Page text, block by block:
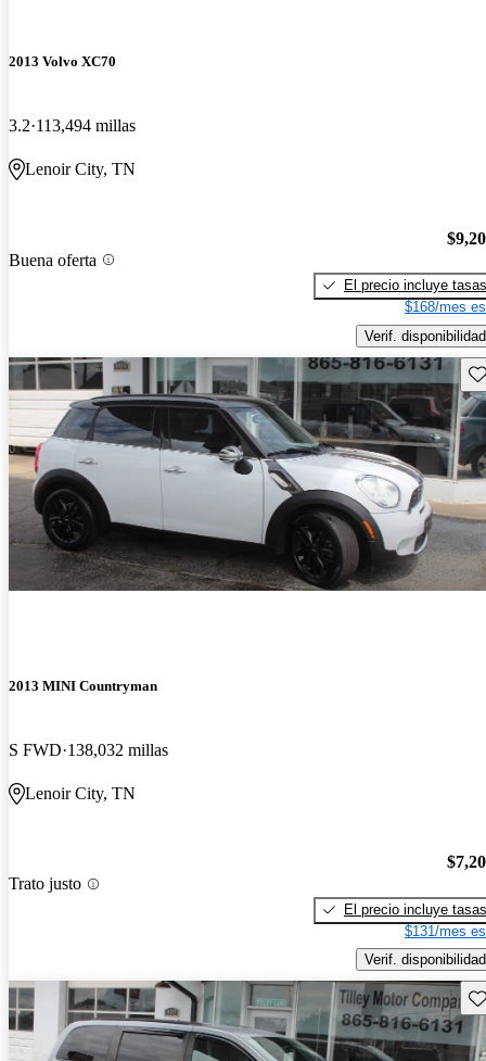
2013 Volvo XC70
3.2 113,494 millas
Lenoir City, TN
Buena oferta
El precio incluye tasas
$168/mes
Verif. disponibilidad
2013 MINI Countryman
S FWD 138,032 millas
Lenoir City, TN
Trato justo
El precio incluye tasas
$131/mes
Verif. disponibilidad